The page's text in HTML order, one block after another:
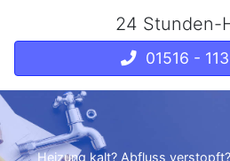
24 Stunden-
01516 -
Heizung kalt? Abfluss